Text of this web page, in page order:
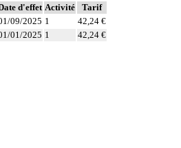
d'effet Activité
Tarif
09/2025 1
42,24 €
01/2025 1 42,24 €